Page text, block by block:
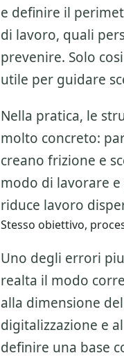
e definire il
di lavoro, quali
prevenire. Solo
utile per guidare
Nella pratica, le
molto concreto:
creano frizione e
modo di lavorare
riduce lavoro
Stesso obiettivo,
Uno degli errori
realta il modo
alla dimensione
digitalizzazione e
definire una base